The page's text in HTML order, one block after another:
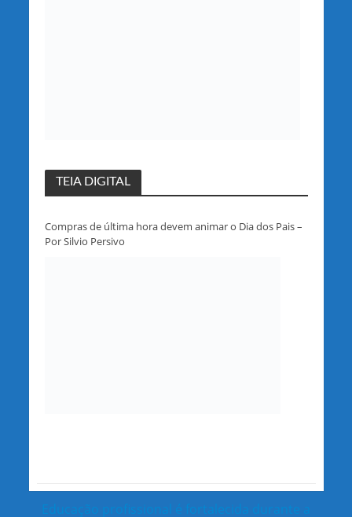
TEIA DIGITAL
Compras de última hora devem animar o Dia dos Pais –
Por Silvio Persivo
Educação profissional é fortalecida durante a